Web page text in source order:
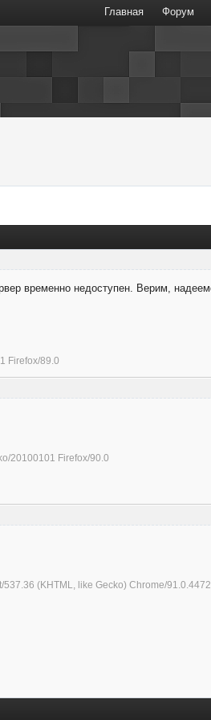
Главная Форум
временно недоступен. Верим,
Firefox/89.0
20100101 Firefox/90.0
(KHTML, like Gecko) Chrome/